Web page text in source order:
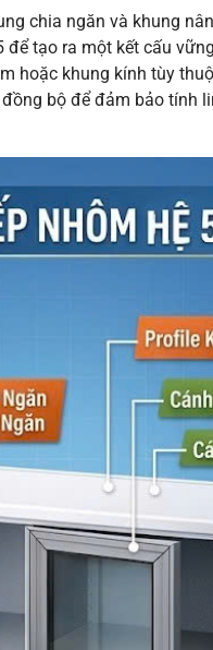
chia ngăn và khung
tạo ra một kết cấu
hoặc khung kính tùy
bộ để đảm bảo tính